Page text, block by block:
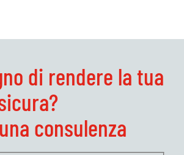
di rendere la tua
consulenza